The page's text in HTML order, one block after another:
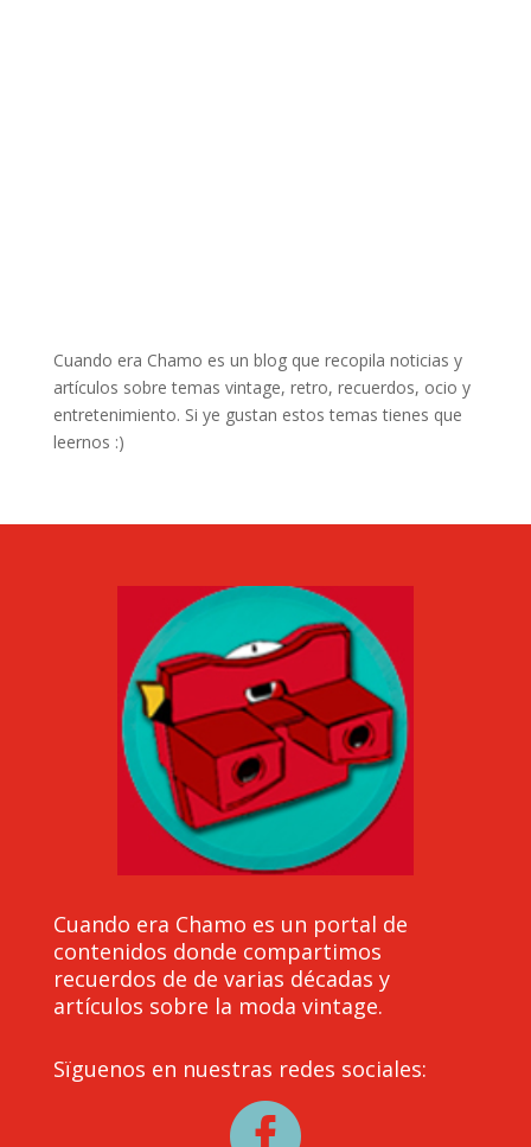
Cuando era Chamo es un blog que recopila noticias y
artículos sobre temas vintage, retro, recuerdos, ocio y
entretenimiento. Si ye gustan estos temas tienes que
leernos :)
Cuando era Chamo es un portal de
contenidos donde compartimos
recuerdos de de varias décadas y
artículos sobre la moda vintage.
Sïguenos en nuestras redes sociales: